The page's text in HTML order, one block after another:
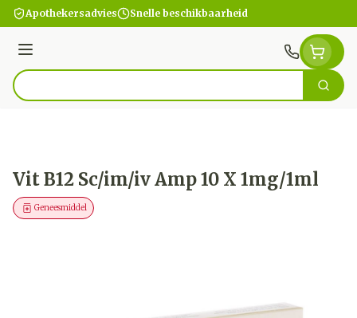
Ga naar de inhoud
Apothekersadvies Snelle beschikbaarheid
Menu
Product, merk, categorie... Zoek
Vit B12 Sc/im/iv Amp 10 X 1mg/1ml
Geneesmiddel